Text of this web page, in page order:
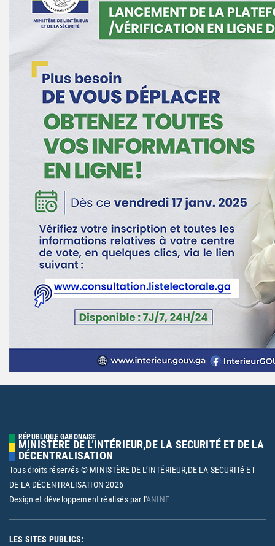
RÉPUBLIQUE GABONAISE
MINISTÈRE DE L’INTÉRIEUR,DE LA SECURITÉ ET DE LA
DÉCENTRALISATION
Tous droits réservés © MINISTÈRE DE L’INTÉRIEUR,DE LA SECURITé ET
DE LA DÉCENTRALISATION2026
Design et développement réalisés par l'ANINF
LES SITES PUBLICS: